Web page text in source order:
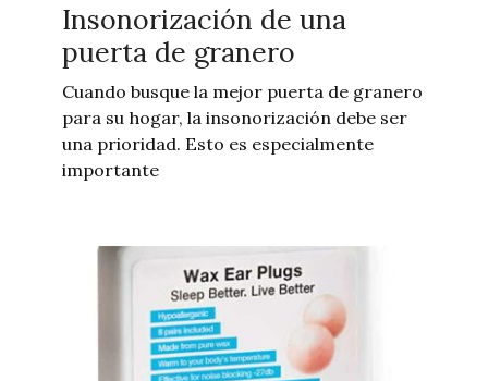
Insonorización de una
puerta de granero
Cuando busque la mejor puerta de granero
para su hogar, la insonorización debe ser
una prioridad. Esto es especialmente
importante